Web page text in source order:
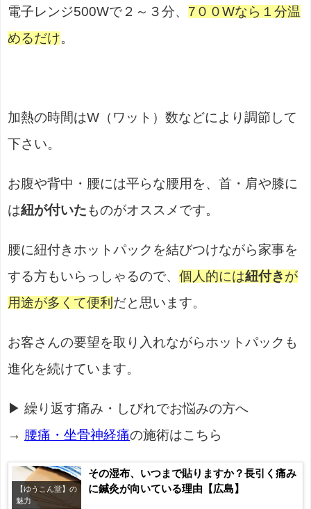
電子レンジ500Wで２～３分、 7００Wなら１分温
めるだけ。
加熱の時間はW（ワット）数などにより調節して
下さい。
お腹や背中・腰には平らな腰用 を、首・肩や膝に
は紐が付いた ものがオススメです。
腰に紐付きホットパックを結びつけながら家事を
する方もいらっしゃるので、 個人的には紐付き が
用途が多くて便利 だと思います。
お客さんの要望を取り入れながらホットパックも
進化を続けています。
▶ 繰り返す痛み・しびれでお悩みの方へ
→ 腰痛・坐骨神経痛の施術はこちら
【ゆうこん堂】の
魅力
その湿布、いつまで貼りますか？長引く痛み
に鍼灸が向いている理由【広島】